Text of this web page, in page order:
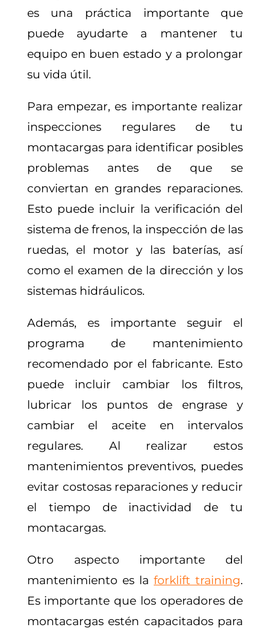
es una práctica importante que
puede ayudarte a mantener tu
equipo en buen estado y a prolongar
su vida útil.
Para empezar, es importante realizar
inspecciones regulares de tu
montacargas para identificar posibles
problemas antes de que se
conviertan en grandes reparaciones.
Esto puede incluir la verificación del
sistema de frenos, la inspección de las
ruedas, el motor y las baterías, así
como el examen de la dirección y los
sistemas hidráulicos.
Además, es importante seguir el
programa de mantenimiento
recomendado por el fabricante. Esto
puede incluir cambiar los filtros,
lubricar los puntos de engrase y
cambiar el aceite en intervalos
regulares. Al realizar estos
mantenimientos preventivos, puedes
evitar costosas reparaciones y reducir
el tiempo de inactividad de tu
montacargas.
Otro aspecto importante del
mantenimiento es laforklift training.
Es importante que los operadores de
montacargas estén capacitados para